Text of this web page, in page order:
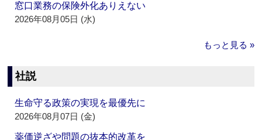
窓口業務の保険外化ありえない
2026年08月05日 (水)
もっと見る »
社説
生命守る政策の実現を最優先に
2026年08月07日 (金)
薬価逆ざや問題の抜本的改革を